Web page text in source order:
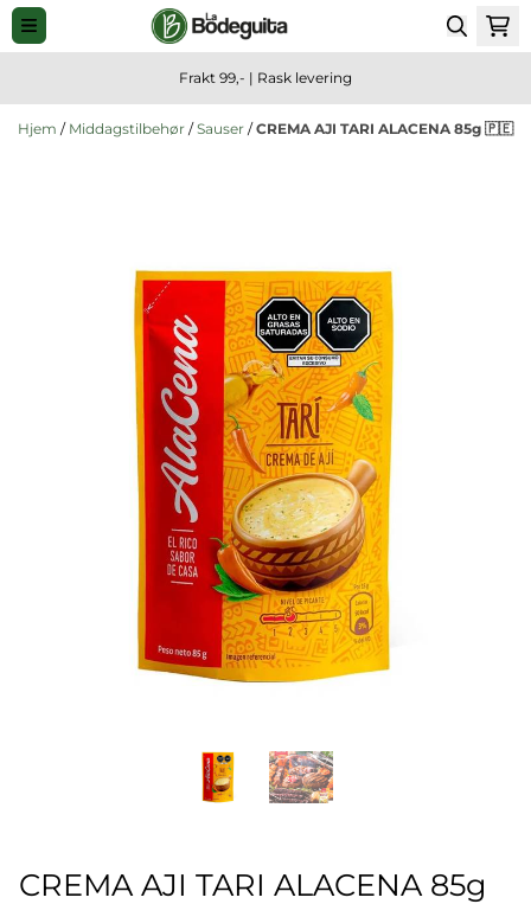
Hopp til innhold
Frakt 99,- | Rask levering
Hjem / Middagstilbehør /Sauser /CREMA AJI TARI ALACENA 85g 🇵🇪
CREMA AJI TARI ALACENA 85g